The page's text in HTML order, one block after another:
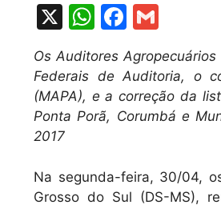
X
W
at
s
A
p
F
a
c
e
b
o
k
ai
l
Os Auditores
Federais de Auditoria, o
(MAPA), e a correção da
Ponta Porã, Corumbá e
2017
Na segunda-feira, 30/04,
Grosso do Sul (DS-MS),